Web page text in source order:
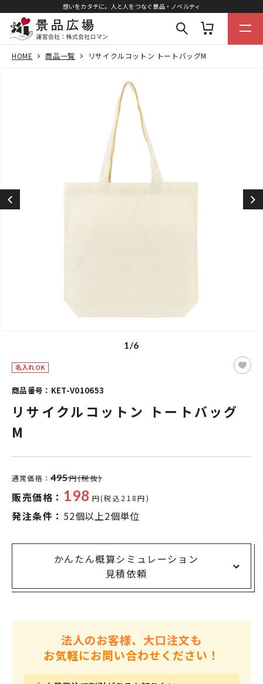
想いをカタチに。人と人をつなぐ景品・ノベルティ
HOME 商品一覧 リサイクルコットン トートバッグM
1/6
名入れOK
商品番号：KET-V010653
リサイクルコットン トートバッグ
M
通常価格： 495円(税抜)
販売価格： 198 円(税込218円)
発注条件： 52個以上2個単位
かんたん概算シミュレーション
見積依頼
法人のお客様、大口注文も
お気軽にお問い合わせください！